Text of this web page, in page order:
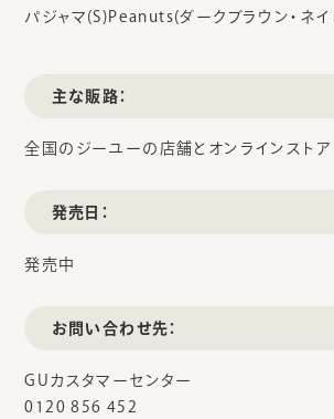
パジャマ(S)Peanuts(ダークブラウン・ネ
主な販路：
全国のジーユーの店舗とオンラインストア
発売日：
発売中
お問い合わせ先：
GUカスタマーセンター
0120 856 452